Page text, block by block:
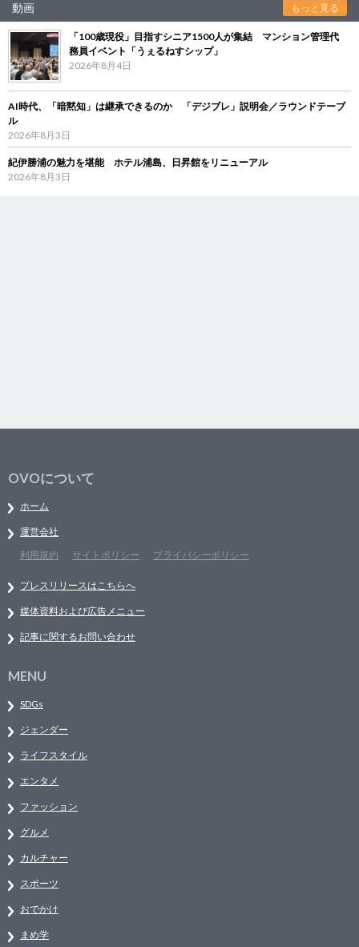
動画 もっと見る
「100歳現役」目指すシニア1500人が集結 マンション管理代
務員イベント「うぇるねすシップ」
2026年8月4日
AI時代、「暗黙知」は継承できるのか 「デジブレ」説明会／ラウンドテーブ
ル
2026年8月3日
紀伊勝浦の魅力を堪能 ホテル浦島、日昇館をリニューアル
2026年8月3日
OVOについて
ホーム
運営会社
利用規約
サイトポリシー プライバシーポリシー
プレスリリースはこちらへ
媒体資料および広告メニュー
記事に関するお問い合わせ
MENU
SDGs
ジェンダー
ライフスタイル
エンタメ
ファッション
グルメ
カルチャー
スポーツ
おでかけ
まめ学